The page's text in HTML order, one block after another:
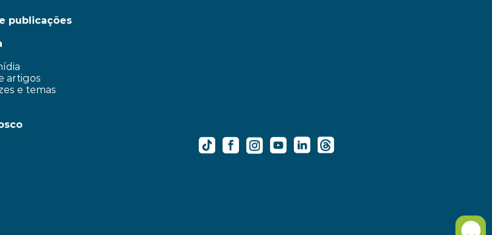
publicações
artigos
e temas